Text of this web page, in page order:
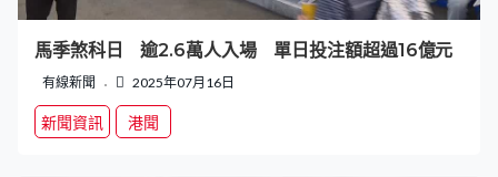
馬季煞科日 逾2.6萬人入場 單日投注額超過16億元
有線新聞 2025年07月16日
新聞資訊 港聞